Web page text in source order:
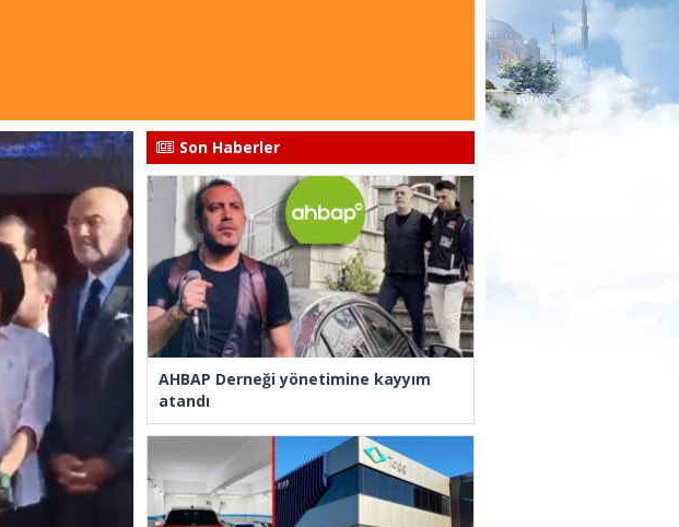
Son Haberler
AHBAP Derneği yönetimine kayyım
atandı